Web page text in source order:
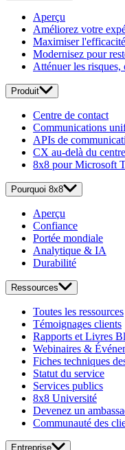
Aperçu
Améliorez votre
Maximiser
Modernisez pour
Atténuer les
Produit
Centre de contact
Communications
APIs de
CX au-delà du
8x8 pour Microsoft
Pourquoi 8x8
Aperçu
Confiance
Portée mondiale
Analytique & IA
Durabilité
Ressources
Toutes les ressources
Témoignages clients
Rapports et Livres
Webinaires &
Fiches techniques
Statut du service
Services publics
8x8 Université
Devenez un
Communauté des
Entreprise